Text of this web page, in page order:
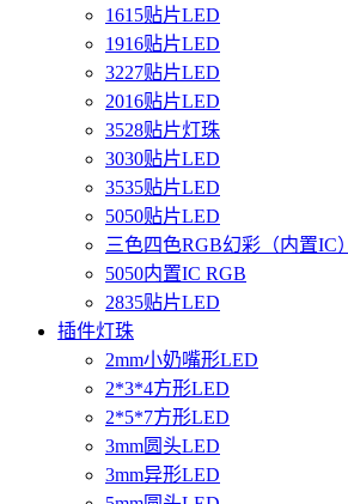
1615贴片LED
1916贴片LED
3227贴片LED
2016贴片LED
3528贴片灯珠
3030贴片LED
3535贴片LED
5050贴片LED
三色四色RGB幻彩（内置IC）
5050内置IC RGB
2835贴片LED
插件灯珠
2mm小奶嘴形LED
2*3*4方形LED
2*5*7方形LED
3mm圆头LED
3mm异形LED